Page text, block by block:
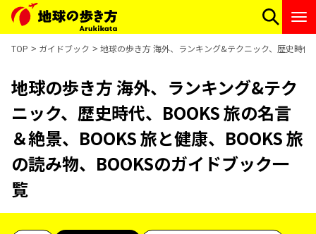
TOP ガイドブック 地球の歩き方 海外、ランキング&テクニック、歴史時代
地球の歩き方 海外、ランキング&テク
ニック、歴史時代、BOOKS 旅の名言
＆絶景、BOOKS 旅と健康、BOOKS 旅
の読み物、BOOKSのガイドブック一
覧